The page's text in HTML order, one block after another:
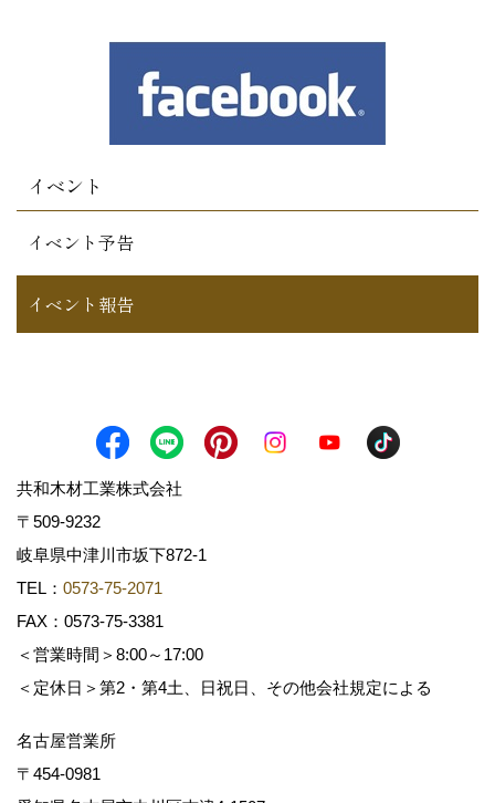
イベント
イベント予告
イベント報告
共和木材工業株式会社
〒509-9232
岐阜県中津川市坂下872‐1
TEL： 0573-75-2071
FAX：0573-75-3381
＜営業時間＞8:00～17:00
＜定休日＞第2・第4土、日祝日、その他会社規定による
名古屋営業所
〒454-0981